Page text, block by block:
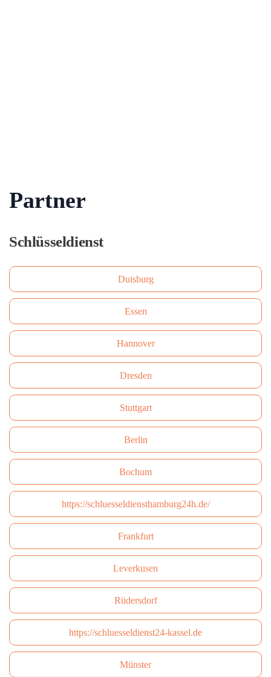
Partner
Schlüsseldienst
Duisburg
Essen
Hannover
Dresden
Stuttgart
Berlin
Bochum
https://schluesseldiensthamburg24h.de/
Frankfurt
Leverkusen
Rüdersdorf
https://schluesseldienst24-kassel.de
Münster